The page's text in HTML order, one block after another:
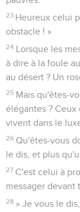
23 Heureux celui
obstacle ! »
24 Lorsque les
à dire à la foule
au désert ? Un
25 Mais qu'êtes-
élégantes ?
vivent dans le
26 Qu'êtes-vous
le dis, et plus
27 C'est celui à
messager devant
28 » Je vous le